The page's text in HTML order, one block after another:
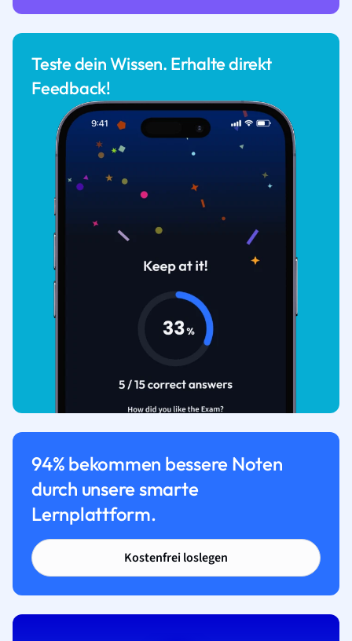
Teste dein Wissen. Erhalte direkt
Feedback!
94% bekommen bessere Noten
durch unsere smarte
Lernplattform.
Kostenfrei loslegen